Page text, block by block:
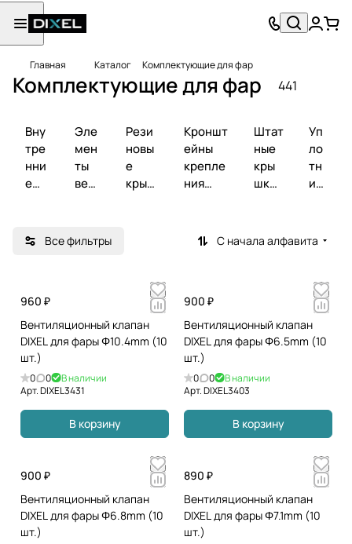
Главная Каталог Комплектующие для фар
Комплектующие для фар 441
Вну
тре
нни
е
ты
Эле
мен
ты
вен
и
Рези
новы
е
крыш
Кроншт
ейны
крепле
ния
Штат
ные
кры
шки
Уп
ло
тн
ит
фа
Все фильтры С начала алфавита
960 ₽
Вентиляционный клапан
DIXEL для фары Φ10.4mm (10
шт.)
0 0
В наличии
Арт.DIXEL3431
В корзину
900 ₽
Вентиляционный клапан
DIXEL для фары Φ6.5mm (10
шт.)
0 0
В наличии
Арт.DIXEL3403
В корзину
900 ₽
Вентиляционный клапан
DIXEL для фары Φ6.8mm (10
шт.)
890 ₽
Вентиляционный клапан
DIXEL для фары Φ7.1mm (10
шт.)